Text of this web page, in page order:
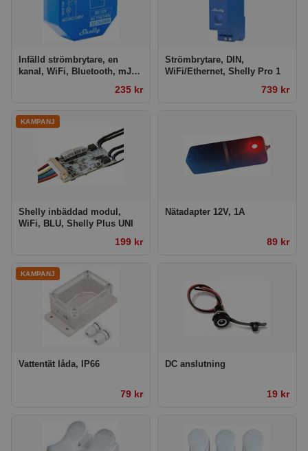
Infälld strömbrytare, en
kanal, WiFi, Bluetooth, mJS,
235 kr
Strömbrytare, DIN,
WiFi/Ethernet, Shelly Pro 1
739 kr
Shelly inbäddad modul,
WiFi, BLU, Shelly Plus UNI
199 kr
Nätadapter 12V, 1A
89 kr
Vattentät låda, IP66
79 kr
DC anslutning
19 kr